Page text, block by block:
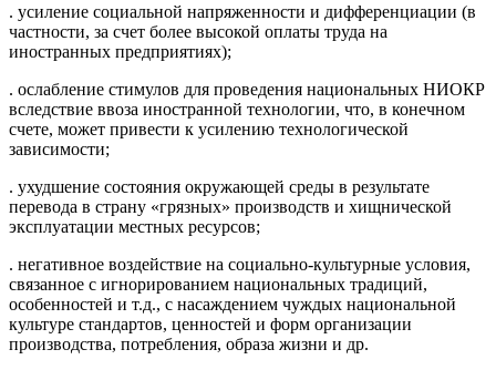
. усиление социальной напряженности и дифференциации (в
частности, за счет более высокой оплаты труда на
иностранных предприятиях);
. ослабление стимулов для проведения национальных НИОКР
вследствие ввоза иностранной технологии, что, в конечном
счете, может привести к усилению технологической
зависимости;
. ухудшение состояния окружающей среды в результате
перевода в страну «грязных» производств и хищнической
эксплуатации местных ресурсов;
. негативное воздействие на социально-культурные условия,
связанное с игнорированием национальных традиций,
особенностей и т.д., с насаждением чуждых национальной
культуре стандартов, ценностей и форм организации
производства, потребления, образа жизни и др.